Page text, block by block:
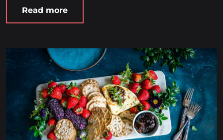
Read more